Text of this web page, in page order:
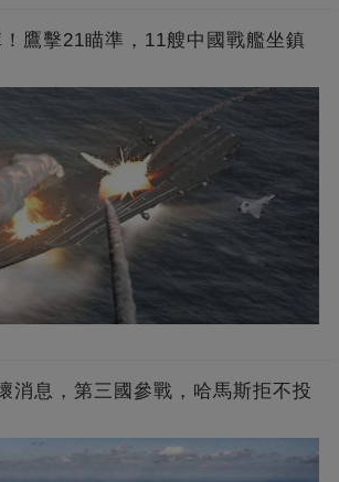
鷹擊21瞄準，11艘中國戰艦坐鎮
消息，第三國參戰，哈馬斯拒不投